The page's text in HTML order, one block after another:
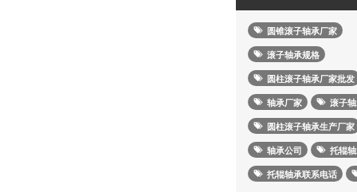
圆锥滚子轴承厂家
滚子轴承规格
圆柱滚子轴承厂家批发
轴承厂家 滚子
圆柱滚子轴承生产厂家
轴承公司 托辊
托辊轴承联系电话